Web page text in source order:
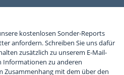
kostenlosen Sonder-Reports
anfordern. Schreiben Sie uns dafür
zusätzlich zu unserem E-Mail-
Informationen zu anderen
Zusammenhang mit dem über den